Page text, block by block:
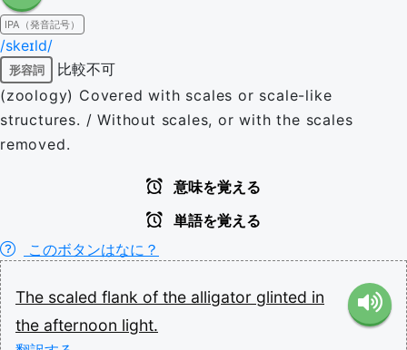
IPA（発音記号）
/skeɪld/
形容詞
比較不可
(zoology) Covered with scales or scale-like
structures. / Without scales, or with the scales
removed.
意味を覚える
単語を覚える
このボタンはなに？
The scaled flank of the alligator glinted in
the afternoon light.